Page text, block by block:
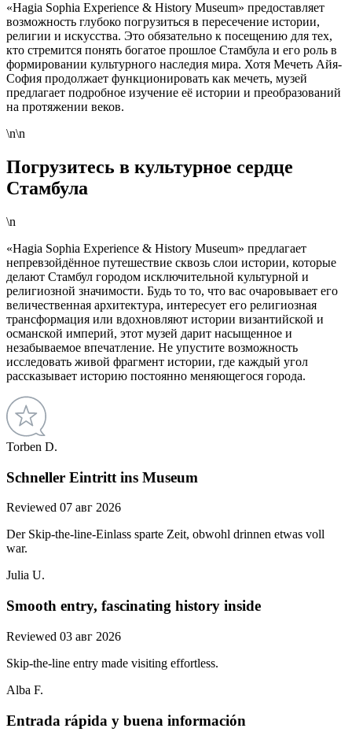
«Hagia Sophia Experience & History Museum» предоставляет
возможность глубоко погрузиться в пересечение истории,
религии и искусства. Это обязательно к посещению для тех,
кто стремится понять богатое прошлое Стамбула и его роль в
формировании культурного наследия мира. Хотя Мечеть Айя-
София продолжает функционировать как мечеть, музей
предлагает подробное изучение её истории и преобразований
на протяжении веков.
\n\n
Погрузитесь в культурное сердце
Стамбула
\n
«Hagia Sophia Experience & History Museum» предлагает
непревзойдённое путешествие сквозь слои истории, которые
делают Стамбул городом исключительной культурной и
религиозной значимости. Будь то то, что вас очаровывает его
величественная архитектура, интересует его религиозная
трансформация или вдохновляют истории византийской и
османской империй, этот музей дарит насыщенное и
незабываемое впечатление. Не упустите возможность
исследовать живой фрагмент истории, где каждый угол
рассказывает историю постоянно меняющегося города.
Torben D.
Schneller Eintritt ins Museum
Reviewed 07 авг 2026
Der Skip-the-line-Einlass sparte Zeit, obwohl drinnen etwas voll
war.
Julia U.
Smooth entry, fascinating history inside
Reviewed 03 авг 2026
Skip-the-line entry made visiting effortless.
Alba F.
Entrada rápida y buena información